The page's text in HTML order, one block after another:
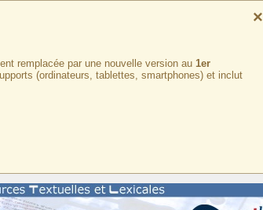
×
remplacée par une nouvelle version au 1er
(ordinateurs, tablettes, smartphones) et inclut